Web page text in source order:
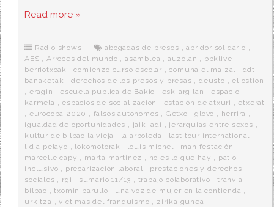
e
o
k
t
r
d
e
r
a
Read more »
Radio shows abogadas de presos ,abridor solidario ,
AES ,Arroces del mundo ,asamblea , auzolan , bbklive ,
berriotxoak ,comienzo curso escolar ,comuna el maizal , ddt
banaketak , derechos de los presos y presas ,deusto ,el ostion
, eragin ,escuela publica de Bakio , esk-argilan , espacio
karmela ,espacios de socializacion , estación de atxuri ,etxerat
, eurocopa 2020 , falsos autonomos , Getxo ,glovo , herrira ,
igualdad de oportunidades , jaiki adi , jerarquias entre sexos ,
kultur de bilbao la vieja , la arboleda , last tour international ,
lidia pelayo , lokomotorak , louis michel , manifestación ,
marcelle capy , marta martinez , no es lo que hay , patio
inclusivo , precarización laboral , prestaciones y derechos
sociales , rgi , sumario 11/13 , trabajo colaborativo ,tranvia
bilbao ,txomin barullo , una voz de mujer en la contienda ,
urkitza ,victimas del franquismo , zirika gunea